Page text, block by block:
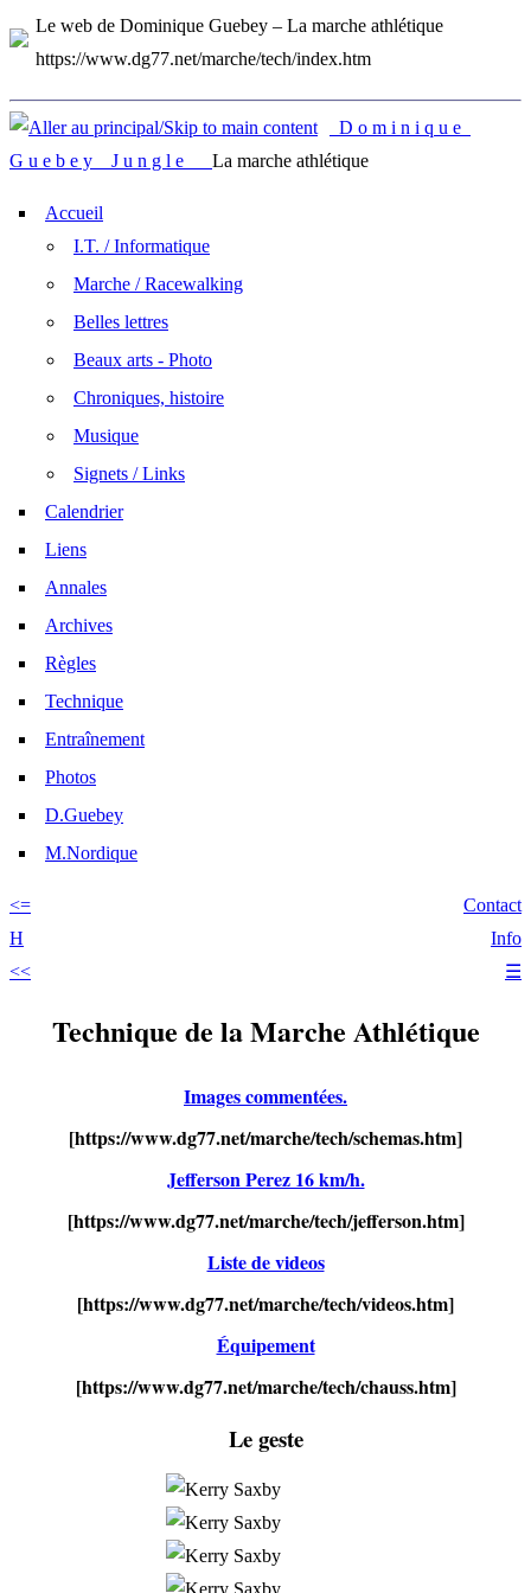
Le web de Dominique Guebey – La marche athlétique
https://www.dg77.net/marche/tech/index.htm
D o m i n i q u e
G u e b e y J u n g l e La marche athlétique
Accueil
I.T. / Informatique
Marche / Racewalking
Belles lettres
Beaux arts - Photo
Chroniques, histoire
Musique
Signets / Links
Calendrier
Liens
Annales
Archives
Règles
Technique
Entraînement
Photos
D.Guebey
M.Nordique
<=
H
<<
Contact
Info
☰
Technique de la Marche Athlétique
Images commentées.
[https://www.dg77.net/marche/tech/schemas.htm]
Jefferson Perez 16 km/h.
[https://www.dg77.net/marche/tech/jefferson.htm]
Liste de videos
[https://www.dg77.net/marche/tech/videos.htm]
Équipement
[https://www.dg77.net/marche/tech/chauss.htm]
Le geste